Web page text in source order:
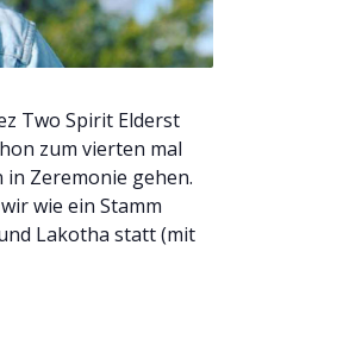
Two Spirit Elderst
zum vierten mal
Zeremonie gehen.
wie ein Stamm
Lakotha statt (mit